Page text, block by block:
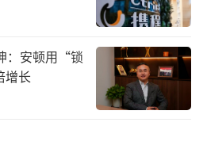
速推进NM26的开发，为特
患者提供更好的治疗。此
发现和工程平台的价值，
足需求的患者群体带来多
的潜力。我们的合作战略
、Eisai、勃林格殷格
：安顿用“锁
增长